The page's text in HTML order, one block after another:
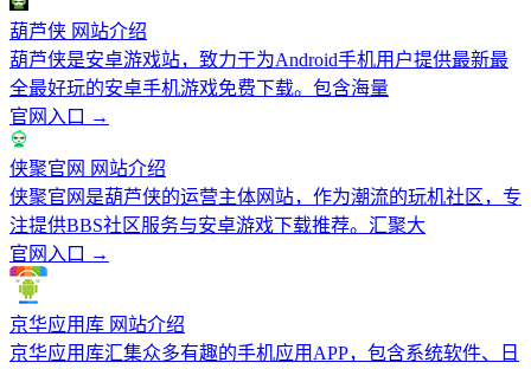
葫芦侠 网站介绍
葫芦侠是安卓游戏站，致力于为Android手机用户提供最新最
全最好玩的安卓手机游戏免费下载。包含海量
官网入口 →
侠聚官网 网站介绍
侠聚官网是葫芦侠的运营主体网站，作为潮流的玩机社区，专
注提供BBS社区服务与安卓游戏下载推荐。汇聚大
官网入口 →
京华应用库 网站介绍
京华应用库汇集众多有趣的手机应用APP，包含系统软件、日